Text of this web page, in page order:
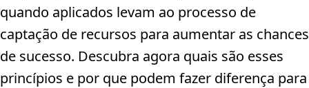
quando aplicados levam ao processo de
captação de recursos para aumentar as chances
de sucesso. Descubra agora quais são esses
princípios e por que podem fazer diferença para